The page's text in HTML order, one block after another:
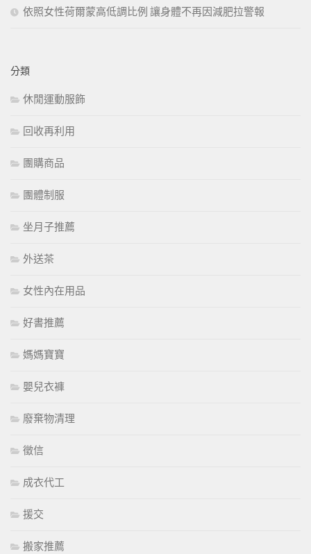
依照女性荷爾蒙高低調比例 讓身體不再因減肥拉警報
分類
休閒運動服飾
回收再利用
團購商品
團體制服
坐月子推薦
外送茶
女性內在用品
好書推薦
媽媽寶寶
嬰兒衣褲
廢棄物清理
徵信
成衣代工
援交
搬家推薦